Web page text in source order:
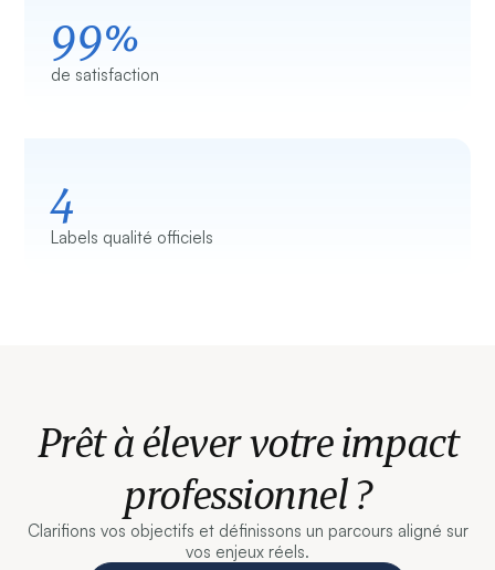
99%
de satisfaction
4
Labels qualité officiels
Prêt à élever votre impact
professionnel ?
Clarifions vos objectifs et définissons un parcours aligné sur
vos enjeux réels.